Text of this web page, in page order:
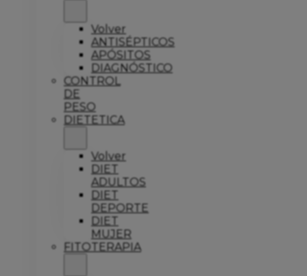
Volver
ANTISÉPTICOS
APÓSITOS
DIAGNÓSTICO
CONTROL
DE
PESO
DIETETICA
Volver
DIET
ADULTOS
DIET
DEPORTE
DIET
MUJER
FITOTERAPIA